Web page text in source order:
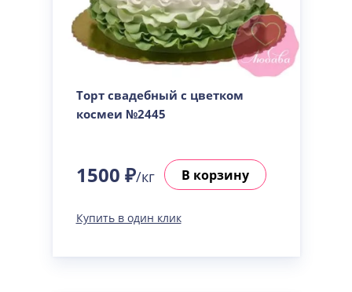
Торт свадебный с цветком
космеи №2445
1500 ₽/кг В корзину
Купить в один клик